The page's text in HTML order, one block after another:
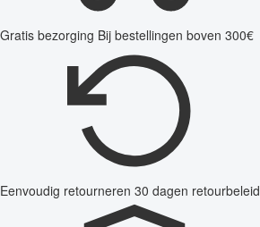
Gratis bezorging Bij bestellingen boven 300€
Eenvoudig retourneren 30 dagen retourbeleid